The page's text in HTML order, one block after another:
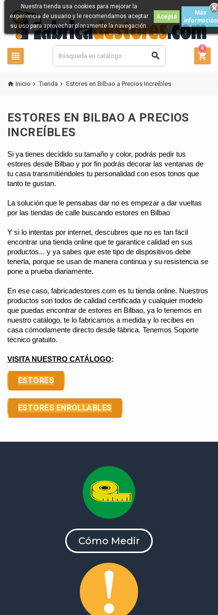
  
0
Nuestra tienda usa cookies para mejorar la
experiencia de usuario y le recomendamos aceptar
su uso para aprovechar plenamente la navegación.
Acepto
Más
información
 Inicio  Tienda  Estores en Bilbao a Precios Increíbles
ESTORES EN BILBAO A PRECIOS
INCREÍBLES
Si ya tienes decidido su tamaño y color, podrás pedir tus
estores desde Bilbao y por fin podrás decorar las ventanas de
tu casa transmitiéndoles tu personalidad con esos tonos que
tanto te gustan.
La solución que le pensabas dar no es empezar a dar vueltas
por las tiendas de calle buscando estores en Bilbao
Y si lo intentas por internet, descubres que no es tan fácil
encontrar una tienda online que te garantice calidad en sus
productos... y ya sabes que este tipo de dispositivos debe
tenerla, porque se usan de manera continua y su resistencia se
pone a prueba diariamente.
En ese caso, fabricadestores.com es tu tienda online. Nuestros
productos son todos de calidad certificada y cualquier modelo
que puedas encontrar de estores en Bilbao, ya lo tenemos en
nuestro catálogo, te lo fabricamos a medida y lo recibes en
casa cómodamente directo desde fábrica. Tenemos Soporte
técnico gratuito.
VISITA NUESTRO CATÁLOGO:
ESTORES
ESTORES ENROLLABLES
Cómo Medir